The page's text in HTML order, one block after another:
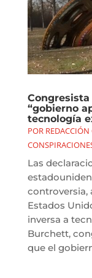
“gobierno
tecnología
POR
Las
controversia,
Estados
inversa a
Burchett,
que el